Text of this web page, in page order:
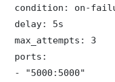
condition: on-
delay: 5s
max_attempts: 3
ports:
- "5000:5000"